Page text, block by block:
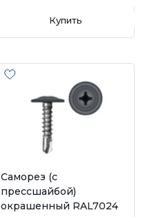
Купить
Саморез (с
прессшайбой)
окрашенный RAL7024